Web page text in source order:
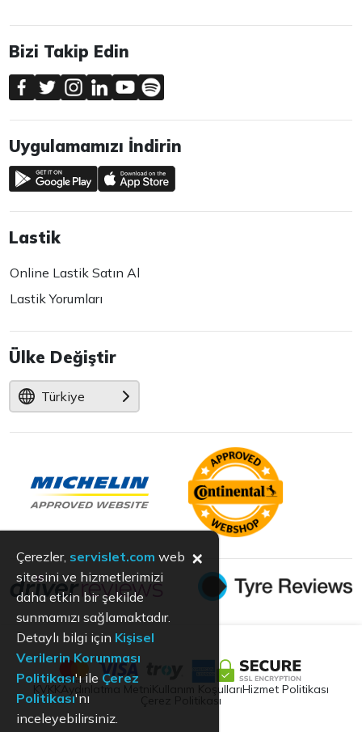
Bizi Takip Edin
Uygulamamızı İndirin
Lastik
Online Lastik Satın Al
Lastik Yorumları
Ülke Değiştir
Türkiye
Aydınlatma Metni Kullanım KoşullarıHizmet Politikası
Çerez Politikası
Çerezler, servislet.com web
sitesini ve hizmetlerimizi
daha etkin bir şekilde
sunmamızı sağlamaktadır.
Detaylı bilgi için Kişisel
Verilerin Korunması
Politikası'ı ile Çerez
Politikası'nı
inceleyebilirsiniz.
×